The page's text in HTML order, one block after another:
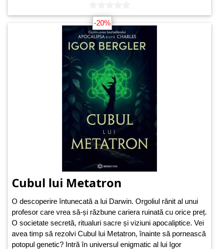
-20%
Cubul lui Metatron
O descoperire întunecată a lui Darwin. Orgoliul rănit al unui
profesor care vrea să-și răzbune cariera ruinată cu orice preț.
O societate secretă, ritualuri sacre și viziuni apocaliptice. Vei
avea timp să rezolvi Cubul lui Metatron, înainte să pornească
potopul genetic? Intră în universul enigmatic al lui Igor